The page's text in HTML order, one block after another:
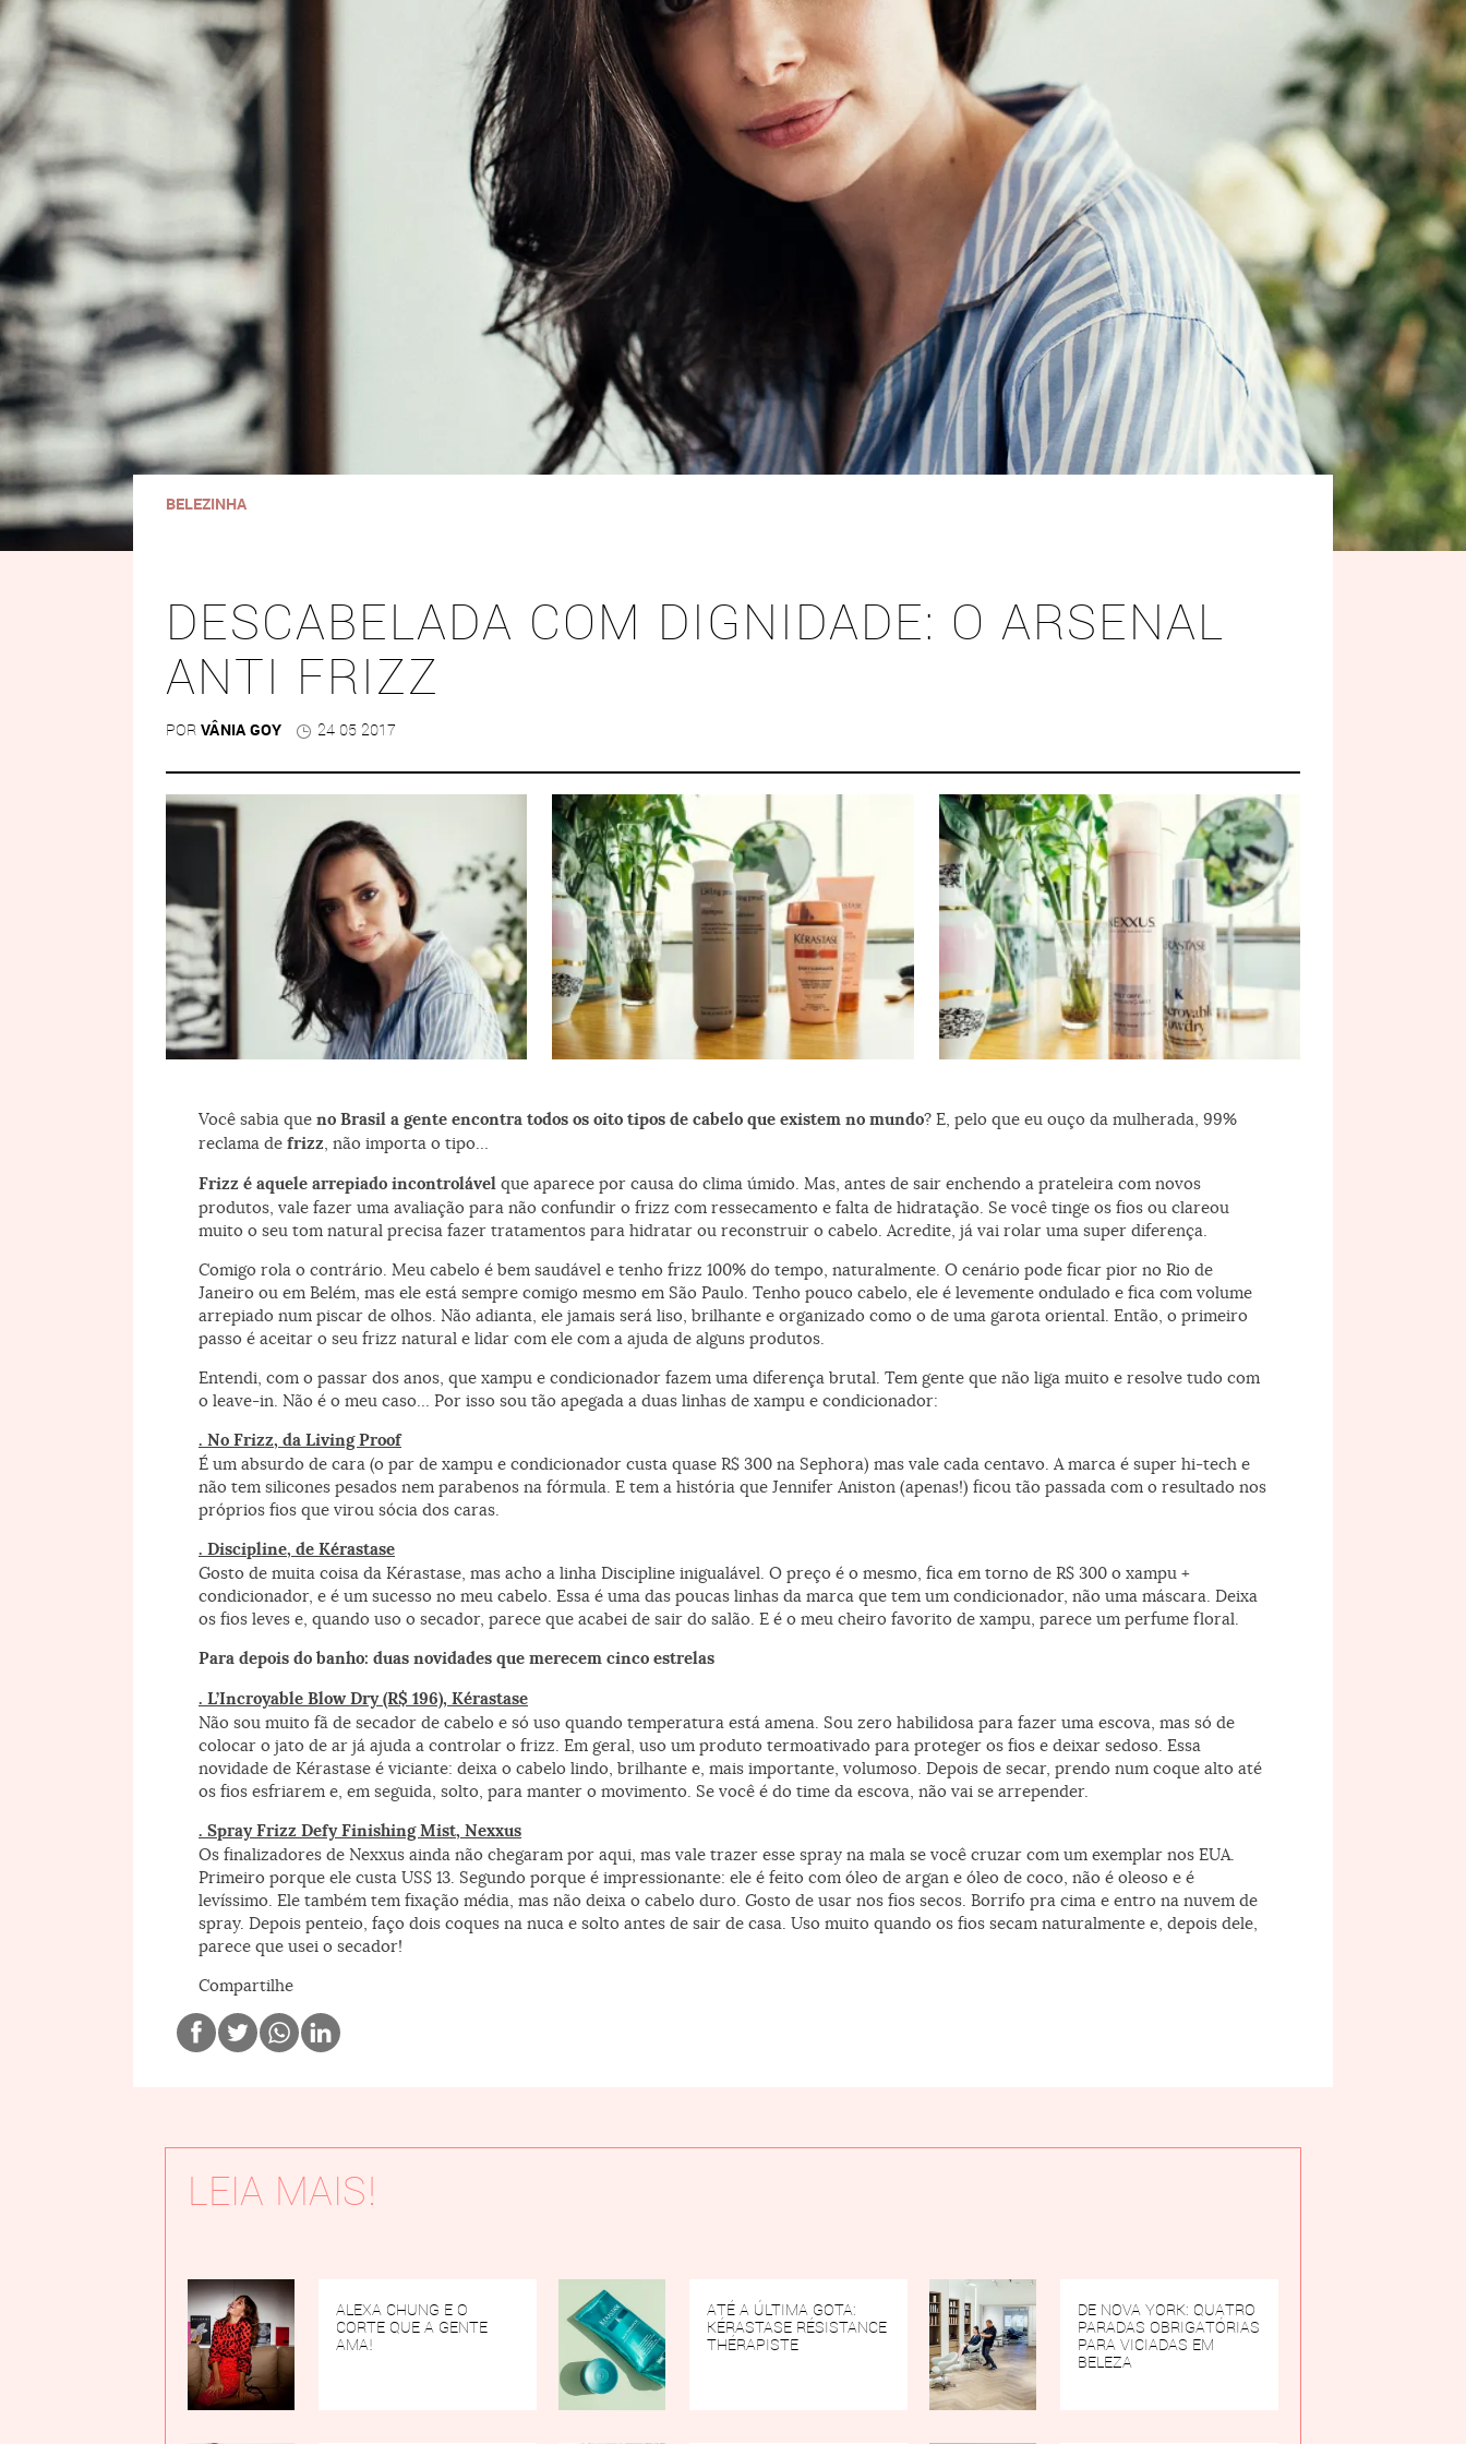
BELEZINHA
DESCABELADA COM DIGNIDADE: O ARSENAL
ANTI FRIZZ
POR VÂNIA GOY 24 05 2017
Você sabia que no Brasil a gente encontra todos os oito tipos de cabelo que existem no mundo? E, pelo que eu ouço da mulherada, 99%
reclama de frizz , não importa o tipo…
Frizz é aquele arrepiado incontrolável que aparece por causa do clima úmido. Mas, antes de sair enchendo a prateleira com novos
produtos, vale fazer uma avaliação para não confundir o frizz com ressecamento e falta de hidratação. Se você tinge os fios ou clareou
muito o seu tom natural precisa fazer tratamentos para hidratar ou reconstruir o cabelo. Acredite, já vai rolar uma super diferença.
Comigo rola o contrário. Meu cabelo é bem saudável e tenho frizz 100% do tempo, naturalmente. O cenário pode ficar pior no Rio de
Janeiro ou em Belém, mas ele está sempre comigo mesmo em São Paulo. Tenho pouco cabelo, ele é levemente ondulado e fica com volume
arrepiado num piscar de olhos. Não adianta, ele jamais será liso, brilhante e organizado como o de uma garota oriental. Então, o primeiro
passo é aceitar o seu frizz natural e lidar com ele com a ajuda de alguns produtos.
Entendi, com o passar dos anos, que xampu e condicionador fazem uma diferença brutal. Tem gente que não liga muito e resolve tudo com
o leave-in. Não é o meu caso… Por isso sou tão apegada a duas linhas de xampu e condicionador:
. No Frizz, da Living Proof
É um absurdo de cara (o par de xampu e condicionador custa quase R$ 300 na Sephora) mas vale cada centavo. A marca é super hi-tech e
não tem silicones pesados nem parabenos na fórmula. E tem a história que Jennifer Aniston (apenas!) ficou tão passada com o resultado nos
próprios fios que virou sócia dos caras.
. Discipline, de Kérastase
Gosto de muita coisa da Kérastase, mas acho a linha Discipline inigualável. O preço é o mesmo, fica em torno de R$ 300 o xampu +
condicionador, e é um sucesso no meu cabelo. Essa é uma das poucas linhas da marca que tem um condicionador, não uma máscara. Deixa
os fios leves e, quando uso o secador, parece que acabei de sair do salão. E é o meu cheiro favorito de xampu, parece um perfume floral.
Para depois do banho: duas novidades que merecem cinco estrelas
. L’Incroyable Blow Dry (R$ 196), Kérastase
Não sou muito fã de secador de cabelo e só uso quando temperatura está amena. Sou zero habilidosa para fazer uma escova, mas só de
colocar o jato de ar já ajuda a controlar o frizz. Em geral, uso um produto termoativado para proteger os fios e deixar sedoso. Essa
novidade de Kérastase é viciante: deixa o cabelo lindo, brilhante e, mais importante, volumoso. Depois de secar, prendo num coque alto até
os fios esfriarem e, em seguida, solto, para manter o movimento. Se você é do time da escova, não vai se arrepender.
. Spray Frizz Defy Finishing Mist, Nexxus
Os finalizadores de Nexxus ainda não chegaram por aqui, mas vale trazer esse spray na mala se você cruzar com um exemplar nos EUA.
Primeiro porque ele custa US$ 13. Segundo porque é impressionante: ele é feito com óleo de argan e óleo de coco, não é oleoso e é
levíssimo. Ele também tem fixação média, mas não deixa o cabelo duro. Gosto de usar nos fios secos. Borrifo pra cima e entro na nuvem de
spray. Depois penteio, faço dois coques na nuca e solto antes de sair de casa. Uso muito quando os fios secam naturalmente e, depois dele,
parece que usei o secador!
Compartilhe
LEIA MAIS!
ALEXA CHUNG E O
CORTE QUE A GENTE
AMA!
ATÉ A ÚLTIMA GOTA:
KÉRASTASE RÉSISTANCE
THÉRAPISTE
DE NOVA YORK: QUATRO
PARADAS OBRIGATÓRIAS
PARA VICIADAS EM
BELEZA